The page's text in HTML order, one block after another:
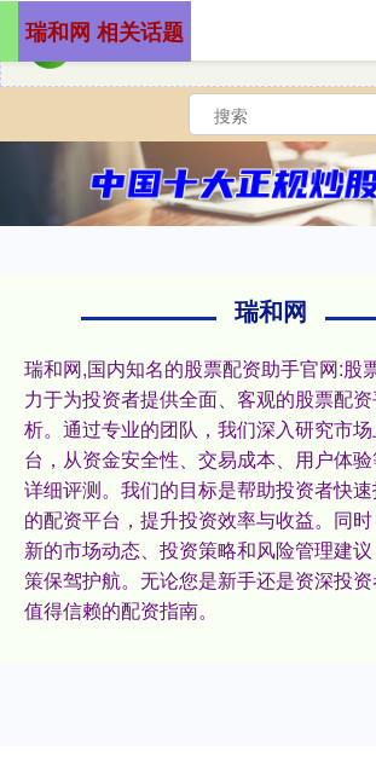
瑞和网
瑞和网,国内知名的股票配资助手官网:股
力于为投资者提供全面、客观的股票配
析。通过专业的团队，我们深入研究市
台，从资金安全性、交易成本、用户体
详细评测。我们的目标是帮助投资者快
的配资平台，提升投资效率与收益。同
新的市场动态、投资策略和风险管理建
策保驾护航。无论您是新手还是资深投
值得信赖的配资指南。
瑞和网 相关话题